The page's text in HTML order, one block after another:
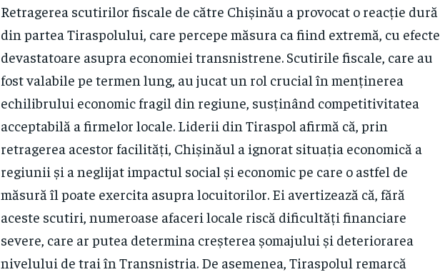
Retragerea scutirilor fiscale de către Chișinău a provocat o reacție dură
din partea Tiraspolului, care percepe măsura ca fiind extremă, cu efecte
devastatoare asupra economiei transnistrene. Scutirile fiscale, care au
fost valabile pe termen lung, au jucat un rol crucial în menținerea
echilibrului economic fragil din regiune, susținând competitivitatea
acceptabilă a firmelor locale. Liderii din Tiraspol afirmă că, prin
retragerea acestor facilități, Chișinăul a ignorat situația economică a
regiunii și a neglijat impactul social și economic pe care o astfel de
măsură îl poate exercita asupra locuitorilor. Ei avertizează că, fără
aceste scutiri, numeroase afaceri locale riscă dificultăți financiare
severe, care ar putea determina creșterea șomajului și deteriorarea
nivelului de trai în Transnistria. De asemenea, Tiraspolul remarcă